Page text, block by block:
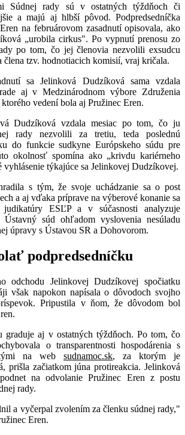
Súdnej rady sú v ostatných týždňoch či
a majú aj hlbší pôvod. Podpredsedníčka
na februárovom zasadnutí opisovala, ako
„urobila cirkus". Po vypnutí prenosu zo
po tom, čo jej členovia nezvolili exsudcu
člena tzv. hodnotiacich komisií, vraj kričala.
sa Jelinková Dudzíková sama vzdala
aj v Medzinárodnom výbore Združenia
vedení bola aj Pružinec Eren.
Dudzíková vzdala mesiac po tom, čo ju
rady nezvolili za tretiu, teda poslednú
do funkcie sudkyne Európskeho súdu pre
okolnosť spomína ako „krivdu kariérneho
vyhlásenie týkajúce sa Jelinkovej Dudzíkovej.
s tým, že svoje uchádzanie sa o post
a aj vďaka príprave na výberové konanie sa
ESĽP a v súčasnosti analyzuje
súd ohľadom vyslovenia nesúladu
úpravy s Ústavou SR a Dohovorom.
podpredsedníčku
odchodu Jelinkovej Dudzíkovej spočiatku
však napokon napísala o dôvodoch svojho
Pripustila v ňom, že dôvodom bol
graduje aj v ostatných týždňoch. Po tom, čo
o transparentnosti hospodárenia s
na web sudnamoc.sk, za ktorým je
prišla začiatkom júna protireakcia. Jelinková
na odvolanie Pružinec Eren z postu
rady.
a vyčerpal zvolením za členku súdnej rady,"
Eren.